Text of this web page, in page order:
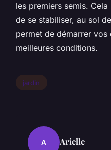
les premiers semis.
de se stabiliser, au sol
permet de démarrer vos
meilleures conditions.
jardin
A Arielle